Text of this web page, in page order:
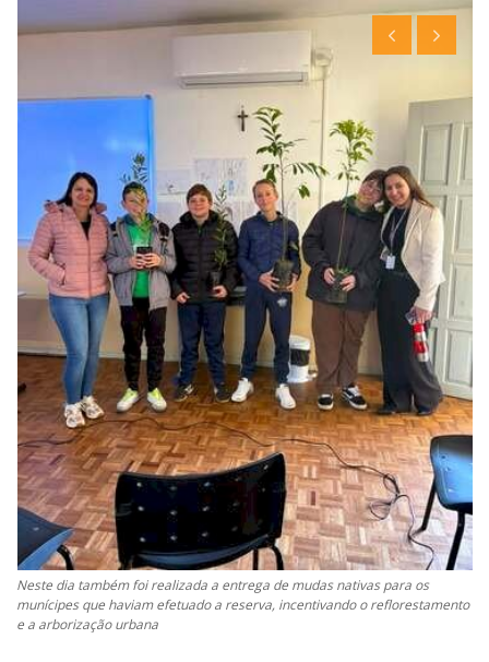
CONTATO
A FOLHA REGIONAL DIGITAL
Neste dia também foi realizada a entrega de mudas nativas para os
munícipes que haviam efetuado a reserva, incentivando o reflorestamento
e a arborização urbana